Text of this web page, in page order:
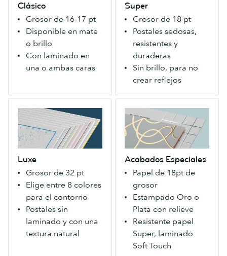
Clásico
Grosor de 16-17 pt
Disponible en mate
o brillo
Con laminado en
una o ambas caras
con
una
gran
calidad-
precio
Disponible
con
acabado
Mate
Satinado.
Super
Grosor de 18 pt
Postales sedosas,
resistentes y
duraderas
Sin brillo, para no
crear reflejos
que
causa
una
primera
impresión
duradera.
Disponible
con
sedoso
acabado
Touch.
Luxe
Grosor de 32 pt
Elige entre 8 colores
para el contorno
Postales sin
laminado y con una
textura natural
Excepcionalmente
grueso
Elige
color
contorno.
laminado
Acabados Especiales
Papel de 18pt de
grosor
Estampado Oro o
Plata con relieve
Resistente papel
Super, laminado
Soft Touch
Especiales
firme
que
causa
una
primera
impresión
duradera.
Disponible